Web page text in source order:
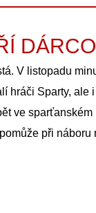
V listopadu
hráči Sparty,
ve
při